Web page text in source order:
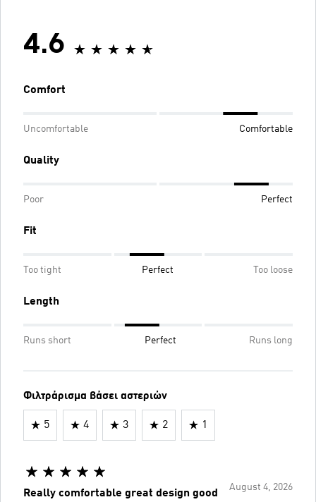
4.6
Comfort
Uncomfortable Comfortable
Quality
Poor Perfect
Fit
Too tight Perfect Too loose
Length
Runs short Perfect Runs long
Φιλτράρισμα βάσει αστεριών
5 4 3 2 1
August 4, 2026
Really comfortable great design good